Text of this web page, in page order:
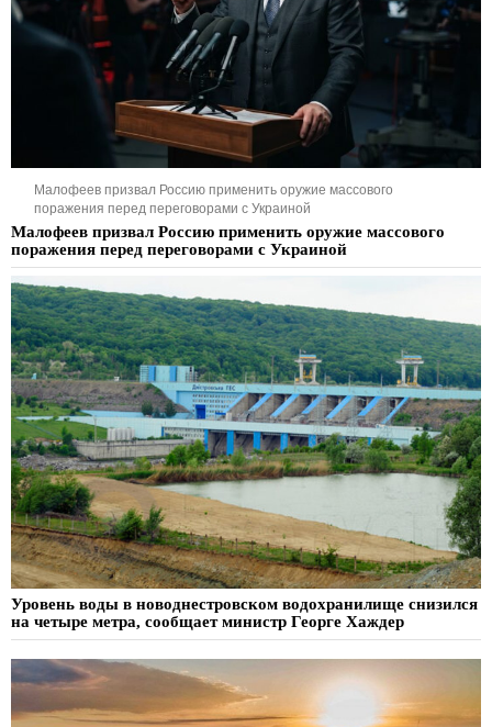
Малофеев призвал Россию применить оружие массового
поражения перед переговорами с Украиной
Малофеев призвал Россию применить оружие массового
поражения перед переговорами с Украиной
Уровень воды в новоднестровском водохранилище снизился
на четыре метра, сообщает министр Георге Хаждер